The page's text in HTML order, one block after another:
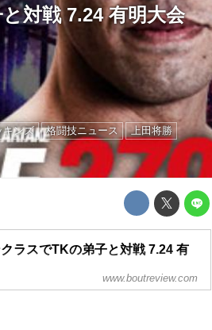
対戦 7.24 有明大会
キンズ 格闘技ニュース
上田将勝
ラスでTKの弟子と対戦 7.24 有
www.boutreview.com